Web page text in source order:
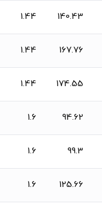
140.43
1.44
167.76
1.44
174.55
1.44
94.62
1.6
99.3
1.6
125.66
1.6